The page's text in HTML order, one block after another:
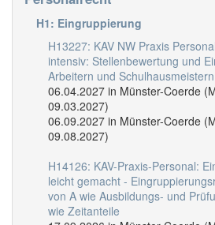
H1: Eingruppierung
H13227: KAV NW Praxis
intensiv: Stellenbewertung und
Arbeitern und
06.04.2027 in Münster-Coerde
09.03.2027)
06.09.2027 in Münster-Coerde
09.08.2027)
H14126: KAV-Praxis-Personal:
leicht gemacht -
von A wie Ausbildungs- und
wie Zeitanteile